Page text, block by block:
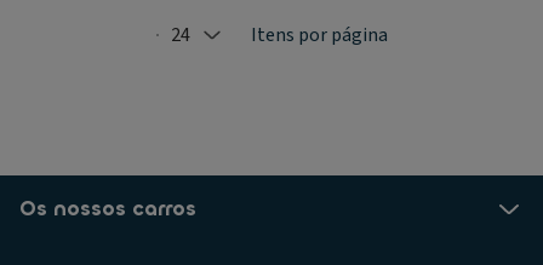
Selected: 24
24 Itens por página
Os nossos carros